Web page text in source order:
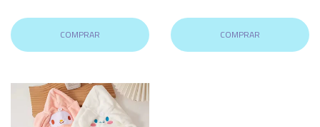
COMPRAR COMPRAR